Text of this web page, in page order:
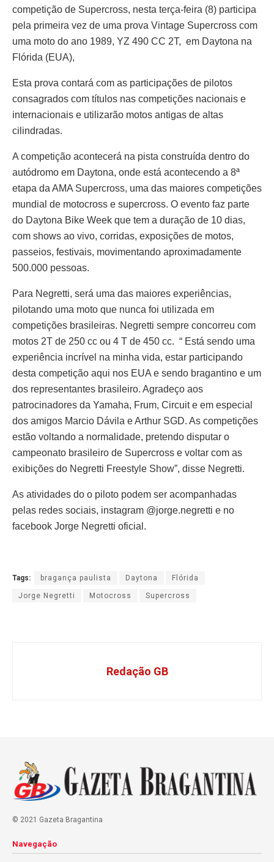
competição de Supercross, nesta terça-feira (8) participa
pela primeira vez de uma prova Vintage Supercross com
uma moto do ano 1989, YZ 490 CC 2T, em Daytona na
Flórida (EUA),
Esta prova contará com as participações de pilotos
consagrados com títulos nas competições nacionais e
internacionais e utilizarão motos antigas de altas
cilindradas.
A competição acontecerá na pista construída dentro do
autódromo em Daytona, onde está acontecendo a 8ª
etapa da AMA Supercross, uma das maiores competições
mundial de motocross e supercross. O evento faz parte
do Daytona Bike Week que tem a duração de 10 dias,
com shows ao vivo, corridas, exposições de motos,
passeios, festivais, movimentando aproximadamente
500.000 pessoas.
Para Negretti, será uma das maiores experiências,
pilotando uma moto que nunca foi utilizada em
competições brasileiras. Negretti sempre concorreu com
motos 2T de 250 cc ou 4 T de 450 cc. “ Está sendo uma
experiência incrível na minha vida, estar participando
desta competição aqui nos EUA e sendo bragantino e um
dos representantes brasileiro. Agradeço aos
patrocinadores da Yamaha, Frum, Circuit e em especial
dos amigos Marcio Dávila e Arthur SGD. As competições
estão voltando a normalidade, pretendo disputar o
campeonato brasileiro de Supercross e voltar com as
exibições do Negretti Freestyle Show”, disse Negretti.
As atividades do o piloto podem ser acompanhadas
pelas redes sociais, instagram @jorge.negretti e no
facebook Jorge Negretti oficial.
Tags: bragança paulista Daytona Flórida
Jorge Negretti Motocross Supercross
Redação GB
© 2021 Gazeta Bragantina
Navegação